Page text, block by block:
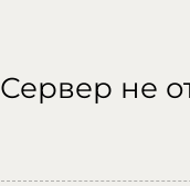
Сервер не